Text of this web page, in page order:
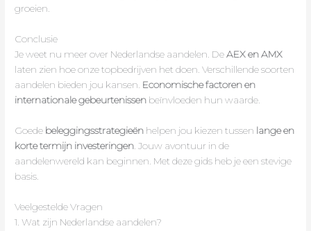
groeien.
Conclusie
Je weet nu meer over Nederlandse aandelen. DeAEX en AMX
laten zien hoe onze topbedrijven het doen. Verschillende soorten
aandelen bieden jou kansen. Economische factoren en
internationale gebeurtenissen beïnvloeden hun waarde.
Goede beleggingsstrategieën helpen jou kiezen tussen lange en
korte termijn investeringen . Jouw avontuur in de
aandelenwereld kan beginnen. Met deze gids heb je een stevige
basis.
Veelgestelde Vragen
1. Wat zijn Nederlandse aandelen?